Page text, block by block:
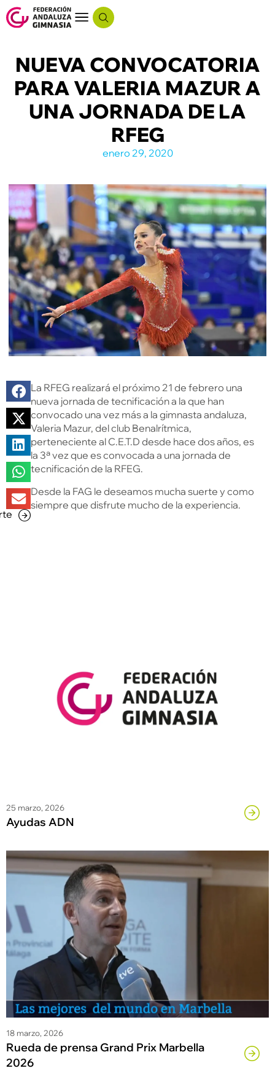
NUEVA CONVOCATORIA
PARA VALERIA MAZUR A
UNA JORNADA DE LA
RFEG
enero 29, 2020
La RFEG realizará el próximo 21 de febrero una
nueva jornada de tecnificación a la que han
convocado una vez más a la gimnasta andaluza,
Valeria Mazur, del club Benalrítmica,
perteneciente al C.E.T.D desde hace dos años, es
la 3ª vez que es convocada a una jornada de
tecnificación de la RFEG.
Desde la FAG le deseamos mucha suerte y como
siempre que disfrute mucho de la experiencia.
25 marzo, 2026
Ayudas ADN
18 marzo, 2026
Rueda de prensa Grand Prix Marbella
2026